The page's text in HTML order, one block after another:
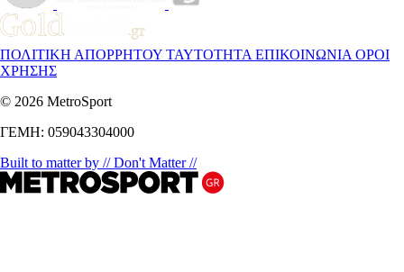
ΠΟΛΙΤΙΚΗ ΑΠΟΡΡΗΤΟΥ ΤΑΥΤΟΤΗΤΑ ΕΠΙΚΟΙΝΩΝΙΑ ΟΡΟΙ
ΧΡΗΣΗΣ
© 2026 MetroSport
ΓΕΜΗ: 059043304000
Built to matter by // Don't Matter //